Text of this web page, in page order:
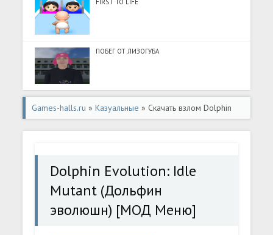
FIRST TO LIFE
ПОБЕГ ОТ ЛИЗОГУБА
Games-halls.ru »Казуальные » Скачать взлом Dolphin
Evolution: Idle Mutant (Дольфин эволюшн) [МОД Меню]
Dolphin Evolution: Idle
Mutant (Дольфин
эволюшн) [МОД Меню]